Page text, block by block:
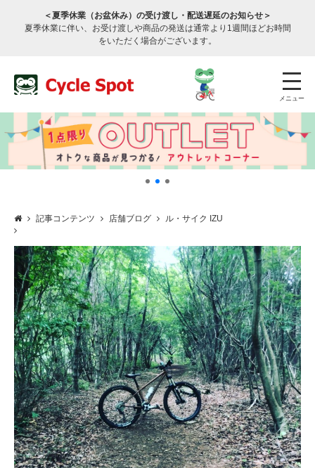
＜夏季休業（お盆休み）の受け渡し・配送遅延のお知らせ＞
夏季休業に伴い、お受け渡しや商品の発送は通常より1週間ほどお時間
をいただく場合がございます。
メニュー
サービスのご案内
サービス全般
修理・メンテナンス工賃
盗難保証
SpotMateログイン
記事コンテンツ 店舗ブログ ル・サイク IZU